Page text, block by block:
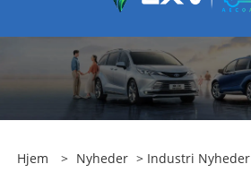
Hjem > Nyheder > Industri Nyheder